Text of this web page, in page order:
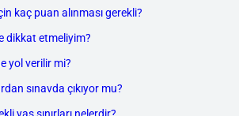
kaç puan alınması gerekli?
dikkat etmeliyim?
yol verilir mi?
sınavda çıkıyor mu?